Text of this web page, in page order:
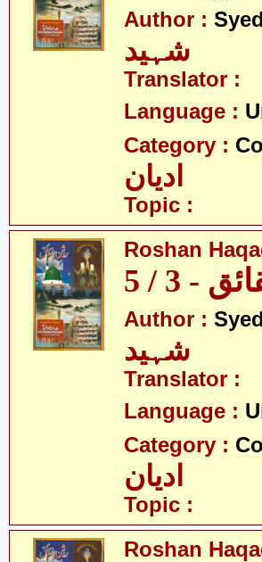
Author :
شہید
Translator :
Language :
Category :
ادیان
Topic :
Roshan
- 3 / 5
Author :
شہید
Translator :
Language :
Category :
ادیان
Topic :
Roshan